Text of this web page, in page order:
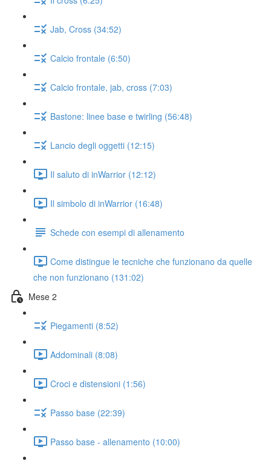
Jab, Cross (34:52)
Calcio frontale (6:50)
Calcio frontale, jab, cross (7:03)
Bastone: linee base e twirling (56:48)
Lancio degli oggetti (12:15)
Il saluto di inWarrior (12:12)
Il simbolo di inWarrior (16:48)
Schede con esempi di allenamento
Come distingue le tecniche che funzionano da quelle
che non funzionano (131:02)
Mese 2
Piegamenti (8:52)
Addominali (8:08)
Croci e distensioni (1:56)
Passo base (22:39)
Passo base - allenamento (10:00)